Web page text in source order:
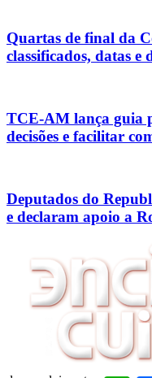
Quartas de final da
classificados, datas e
TCE-AM lança guia
decisões e facilitar
Deputados do
e declaram apoio a